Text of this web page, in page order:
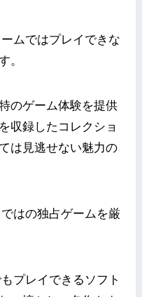
ムではプレイできな
。
のゲーム体験を提供
収録したコレクショ
は見逃せない魅力の
はの独占ゲームを厳
プレイできるソフト